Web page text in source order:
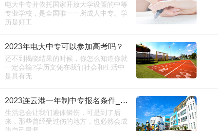
电大中专并依托国家开放大学设置的中等
专业学校，是全国唯一一所成人中专。学
历是好工
2023年电大中专可以参加高考吗？
还不到揭晓结果的时候，你怎么知道你就
一定会输?学历文凭在我们社会和生活中
是具有无
2023连云港一年制中专报名条件_多久毕业
生活总会让我们遍体鳞伤，可是到了后
来，那些曾经受过伤的地方，也必然会成